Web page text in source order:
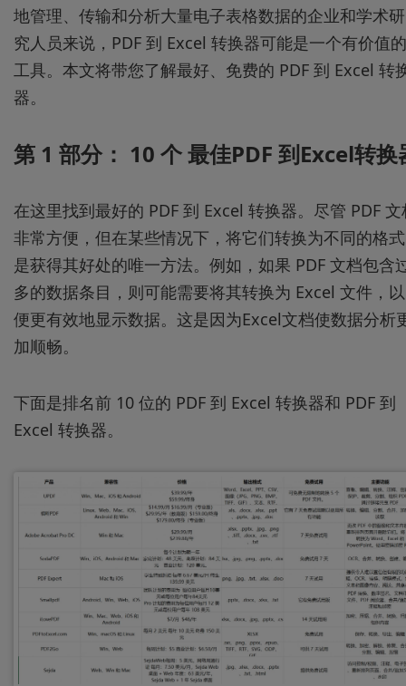
地管理、传输和分析大量电子表格数据的企业和学术研
究人员来说，PDF 到 Excel 转换器可能是一个有价值的
工具。本文将带您了解最好、免费的 PDF 到 Excel 转
器。
第 1 部分： 10 个 最佳PDF 到Excel转换
在这里找到最好的 PDF 到 Excel 转换器。尽管 PDF 文
非常方便，但在某些情况下，将它们转换为不同的格式
是获得其好处的唯一方法。例如，如果 PDF 文档包含
多的数据条目，则可能需要将其转换为 Excel 文件，以
便更有效地显示数据。这是因为Excel文档使数据分析
加顺畅。
下面是排名前 10 位的 PDF 到 Excel 转换器和 PDF 到
Excel 转换器。